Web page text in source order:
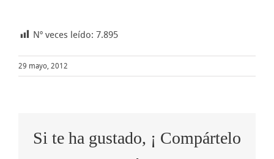
Nº veces leído: 7.895
29 mayo, 2012
Si te ha gustado, ¡ Compártelo